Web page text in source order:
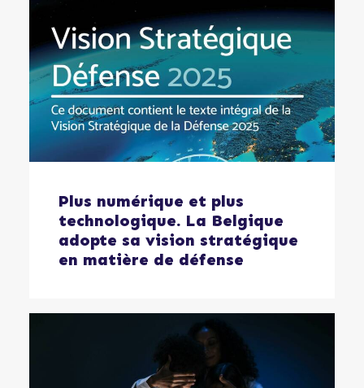
Plus numérique et plus
technologique. La Belgique
adopte sa vision stratégique
en matière de défense